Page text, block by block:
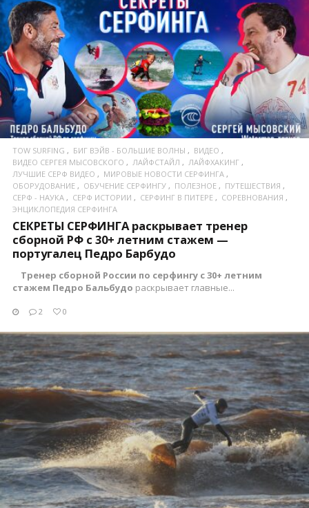
ПОСМОТРЕТЬ
TOW SURFING БИГ ВЭЙВ - БОЛЬШИЕ ВОЛНЫ
ВИДЕО
ВИДЕО СЕРГЕЯ МЫСОВСКОГО
ЛАЙФСТАЙЛ
ЛАЙФХАКИНГ
ЛУЧШИЕ СЕРФ ВИДЕО
МИРОВЫЕ НОВОСТИ СЕРФИНГА
ОБОРУДОВАНИЕ
ОБУЧЕНИЕ СЕРФИНГУ ПОЛЕЗНОЕ
ПУТЕШЕСТВИЯ
СЕРФ - НАУКА
СЕРФ ИСТОРИИ СЕРФИНГ В ПИТЕРЕ
СОРЕВНОВАНИЯ
ЭНЦИКЛОПЕДИЯ СЕРФИНГА
СЕКРЕТЫ СЕРФИНГА раскрывает тренер
сборной РФ с 30+ летним стажем —
португалец Педро Барбудо
Тренер сборной России по серфингу с 30+ летним
стажем Педро Бальбудо раскрывает главные...
2 0
ПОСМОТРЕТЬ